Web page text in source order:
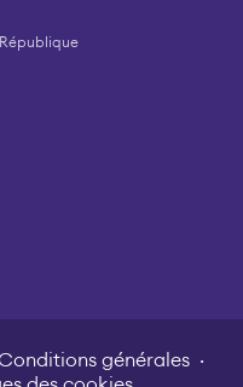
générales